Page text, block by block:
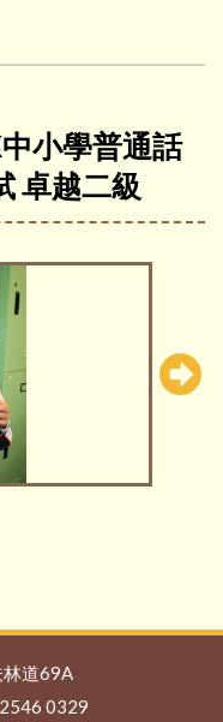
小學普通話
卓越二級
道69A
0329